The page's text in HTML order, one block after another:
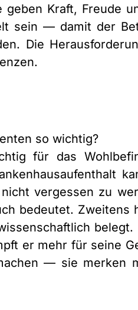
Kraft, Freude
sein — damit der
Die
so wichtig?
für das
vergessen zu
bedeutet. Zweitens
belegt.
er mehr für seine
— sie merken